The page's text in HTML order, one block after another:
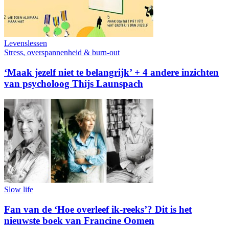
Levenslessen
Stress, overspannenheid & burn-out
‘Maak jezelf niet te belangrijk’ + 4 andere inzichten
van psycholoog Thijs Launspach
Slow life
Fan van de ‘Hoe overleef ik-reeks’? Dit is het
nieuwste boek van Francine Oomen